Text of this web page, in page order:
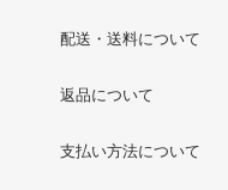
配送・送料について
返品について
支払い方法について